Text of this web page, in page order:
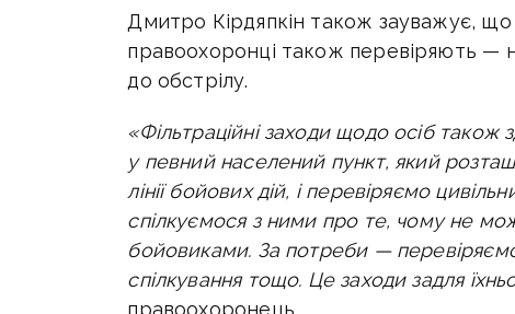
Дмитро Кірдяпкін також зауважує, що
правоохоронці також перевіряють —
до обстрілу.
«Фільтраційні заходи щодо осіб
у певний населений пункт, який
лінії бойових дій, і перевіряємо
спілкуємося з ними про те, чому не
бойовиками. За потреби —
спілкування тощо. Це заходи задля
правоохоронець.